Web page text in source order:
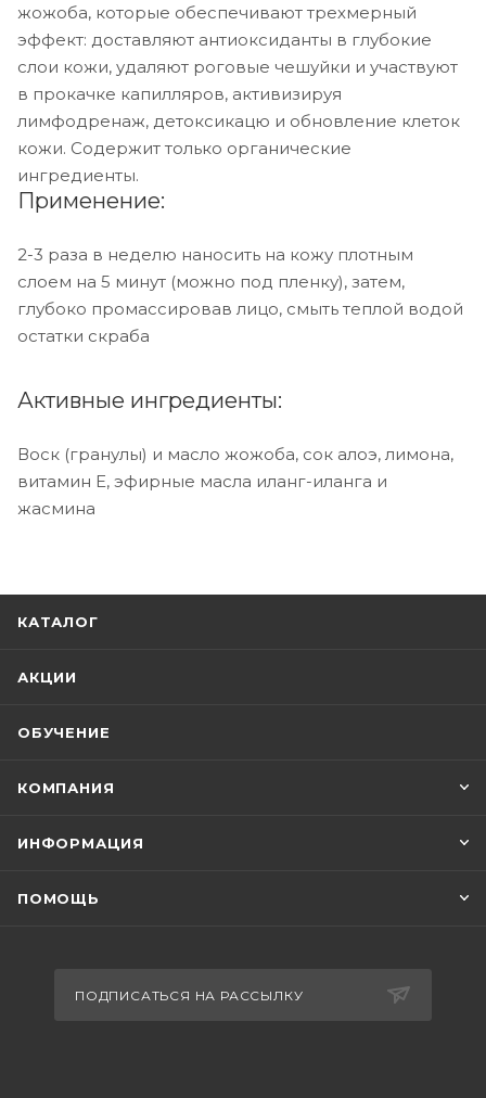
жожоба, которые обеспечивают трехмерный
эффект: доставляют антиоксиданты в глубокие
слои кожи, удаляют роговые чешуйки и участвуют
в прокачке капилляров, активизируя
лимфодренаж, детоксикацю и обновление клеток
кожи. Содержит только органические
ингредиенты.
Применение:
2-3 раза в неделю наносить на кожу плотным
слоем на 5 минут (можно под пленку), затем,
глубоко промассировав лицо, смыть теплой водой
остатки скраба
Активные ингредиенты:
Воск (гранулы) и масло жожоба, сок алоэ, лимона,
витамин Е, эфирные масла иланг-иланга и
жасмина
КАТАЛОГ
АКЦИИ
ОБУЧЕНИЕ
КОМПАНИЯ
ИНФОРМАЦИЯ
ПОМОЩЬ
ПОДПИСАТЬСЯ НА РАССЫЛКУ